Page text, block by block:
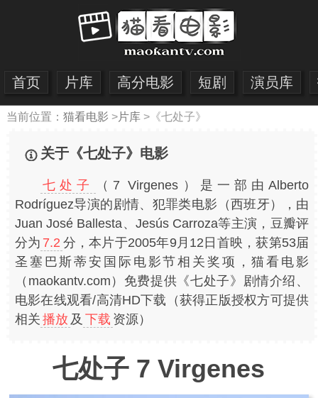
首页 片库 高分电影 短剧 演员库
当前位置： 猫看电影 >片库>《七处子》
关于《七处子》电影
七处子
（7 Virgenes）是一部由Alberto
Rodríguez导演的剧情、犯罪类电影（西班牙），由
Juan José Ballesta、Jesús Carroza等主演，豆瓣评
分为 7.2 分，本片于2005年9月12日首映，获第53届
圣塞巴斯蒂安国际电影节相关奖项，猫看电影
（maokantv.com）免费提供《七处子》剧情介绍、
电影在线观看/高清HD下载（获得正版授权方可提供
相关 播放 及 下载 资源）
七处子 7 Virgenes